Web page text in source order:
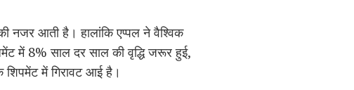
नजर आती है। हालांकि एप्पल ने वैश्विक
में 8% साल दर साल की वृद्धि जरूर हुई,
शिपमेंट में गिरावट आई है।